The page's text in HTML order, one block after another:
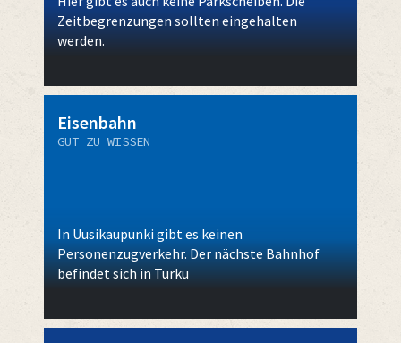
Zeitbegrenzungen sollten eingehalten
werden.
Eisenbahn
GUT ZU WISSEN
In Uusikaupunki gibt es keinen
Personenzugverkehr. Der nächste Bahnhof
befindet sich in Turku